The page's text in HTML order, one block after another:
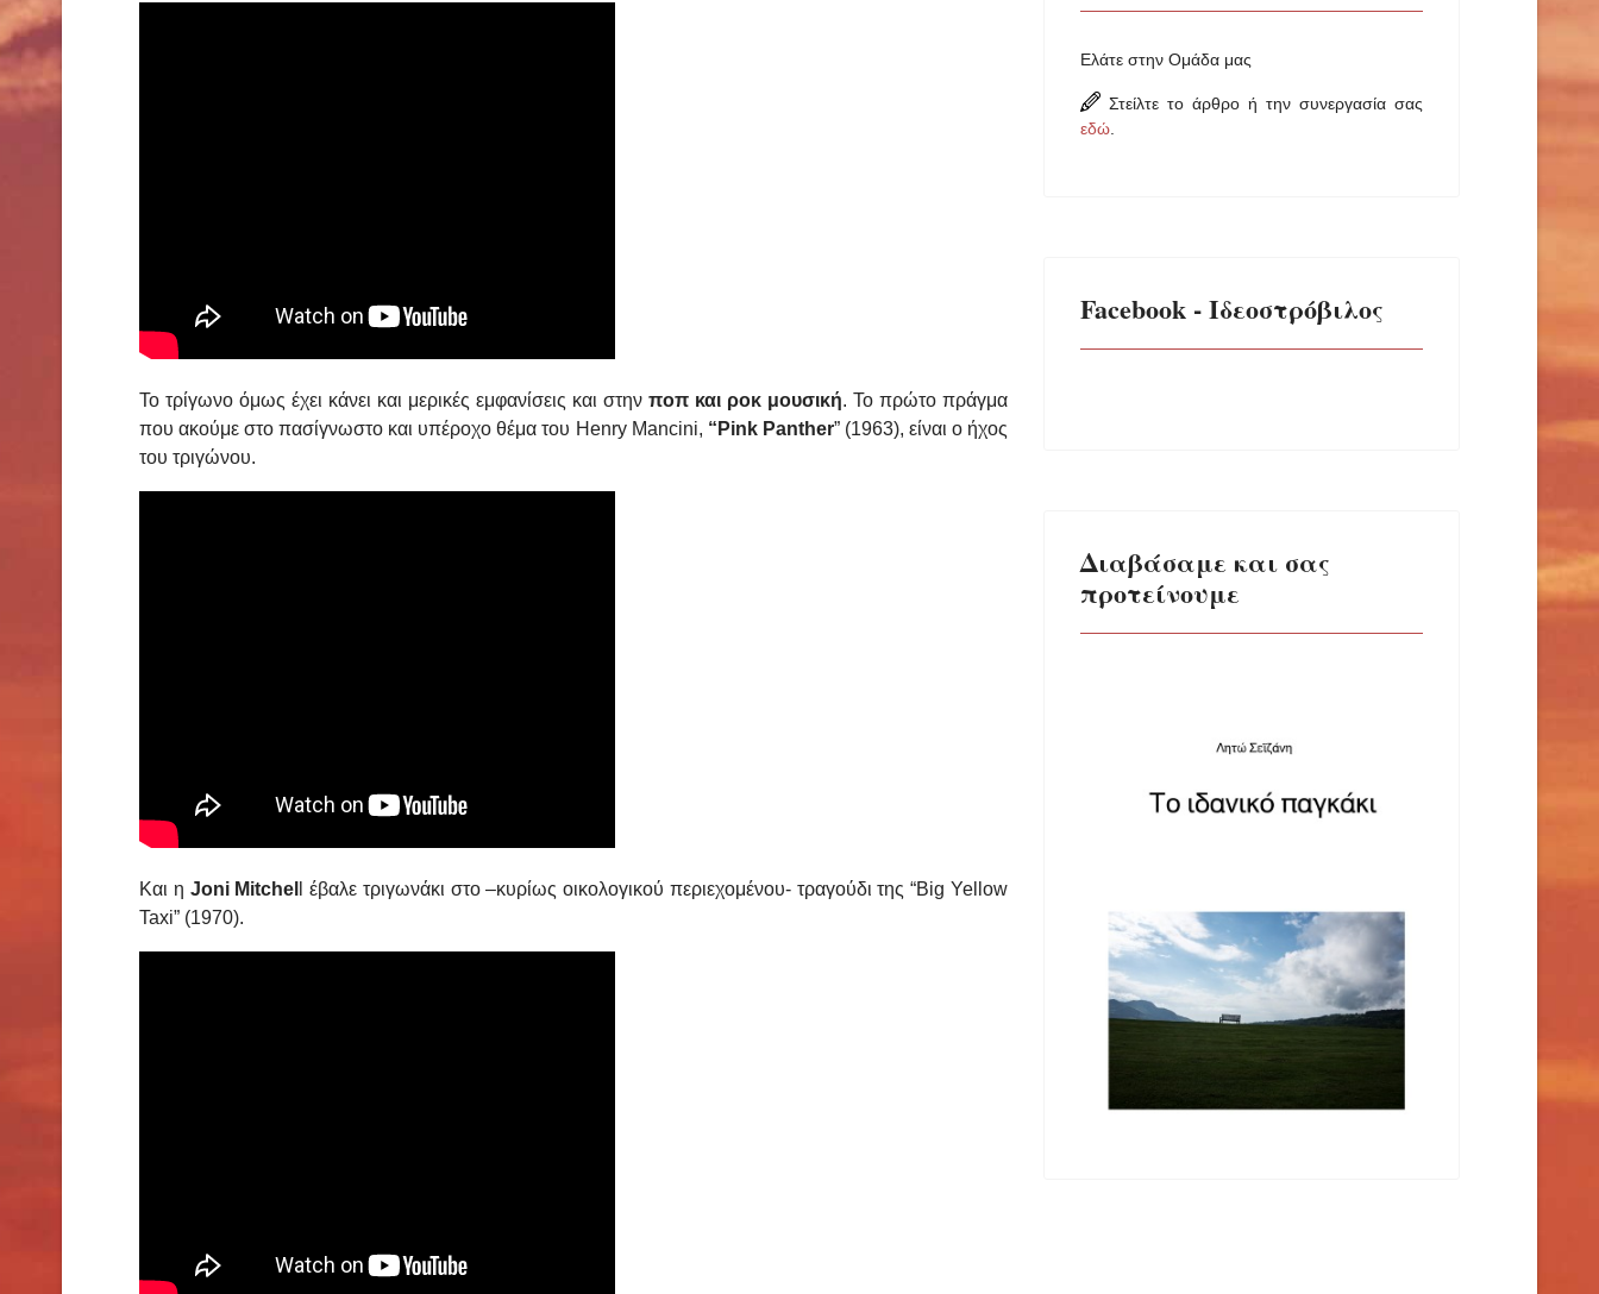
Το τρίγωνο όμως έχει κάνει και μερικές εμφανίσεις και στην ποπ και ροκ μουσική. To πρώτο πράγμα
που ακούμε στο πασίγνωστο και υπέροχο θέμα του Henry Mancini, “Pink Panther” (1963), είναι ο ήχος
του τριγώνου.
Kαι η Joni Mitchel
l έβαλε τριγωνάκι στο –κυρίως οικολογικού περιεχομένου- τραγούδι της “Big Yellow
Taxi” (1970).
Ελάτε στην Ομάδα μας
Στείλτε το άρθρο ή την συνεργασία σας
εδώ
Facebook - Ιδεοστρόβιλος
Διαβάσαμε και σας
προτείνουμε